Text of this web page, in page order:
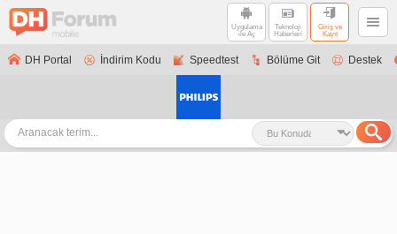
Uygulama
ile Aç
Teknoloji
Haberleri
Giriş ve
Kayıt
DH Portal İndirim Kodu Speedtest Bölüme Git Destek